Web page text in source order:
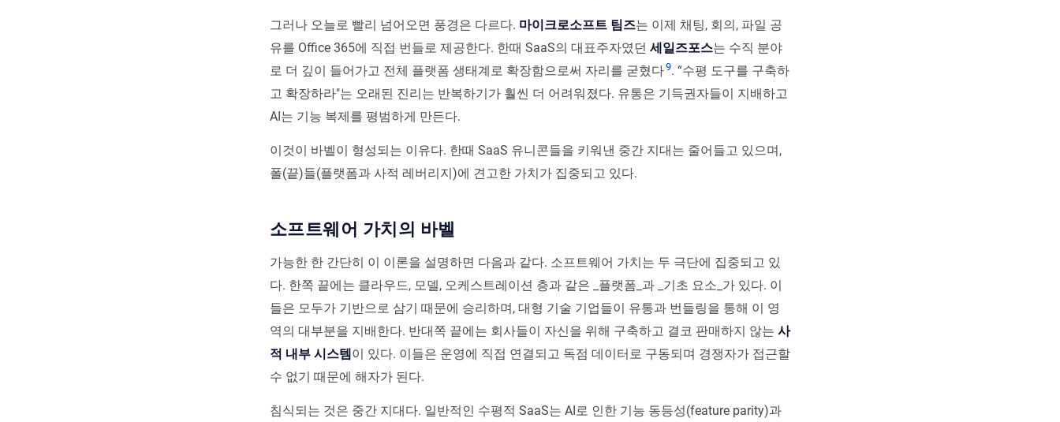
그러나 오늘로 빨리 넘어오면 풍경은 다르다. 마이크로소프트 팀즈는 이제 채팅, 회의, 파일 공
유를 Office 365에 직접 번들로 제공한다. 한때 SaaS의 대표주자였던 세일즈포스는 수직 분야
로 더 깊이 들어가고 전체 플랫폼 생태계로 확장함으로써 자리를 굳혔다9. “수평 도구를 구축하
고 확장하라"는 오래된 진리는 반복하기가 훨씬 더 어려워졌다. 유통은 기득권자들이 지배하고
AI는 기능 복제를 평범하게 만든다.
이것이 바벨이 형성되는 이유다. 한때 SaaS 유니콘들을 키워낸 중간 지대는 줄어들고 있으며,
폴(끝)들(플랫폼과 사적 레버리지)에 견고한 가치가 집중되고 있다.
소프트웨어 가치의 바벨
가능한 한 간단히 이 이론을 설명하면 다음과 같다. 소프트웨어 가치는 두 극단에 집중되고 있
다. 한쪽 끝에는 클라우드, 모델, 오케스트레이션 층과 같은 _플랫폼_과 _기초 요소_가 있다. 이
들은 모두가 기반으로 삼기 때문에 승리하며, 대형 기술 기업들이 유통과 번들링을 통해 이 영
역의 대부분을 지배한다. 반대쪽 끝에는 회사들이 자신을 위해 구축하고 결코 판매하지 않는 사
적 내부 시스템 이 있다. 이들은 운영에 직접 연결되고 독점 데이터로 구동되며 경쟁자가 접근할
수 없기 때문에 해자가 된다.
침식되는 것은 중간 지대다. 일반적인 수평적 SaaS는 AI로 인한 기능 동등성(feature parity)과